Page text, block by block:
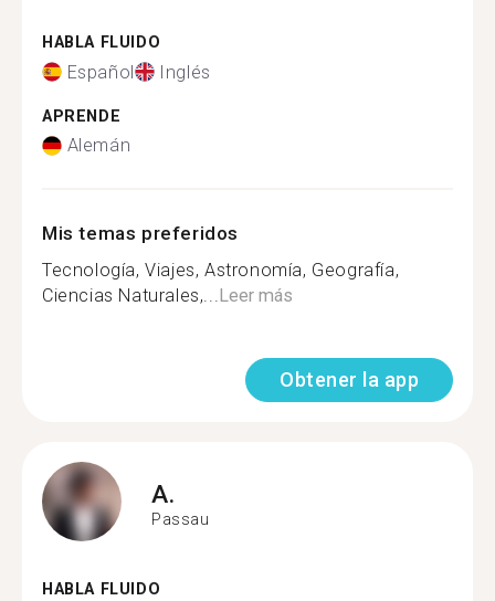
HABLA FLUIDO
Español Inglés
APRENDE
Alemán
Mis temas preferidos
Tecnología, Viajes, Astronomía, Geografía,
Ciencias Naturales,...Leer más
Obtener la app
A.
Passau
HABLA FLUIDO